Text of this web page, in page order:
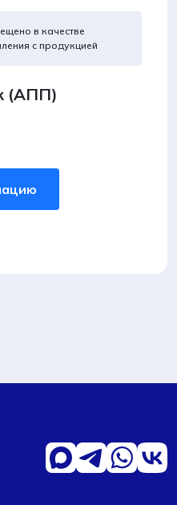
в качестве
с продукцией
(АПП)